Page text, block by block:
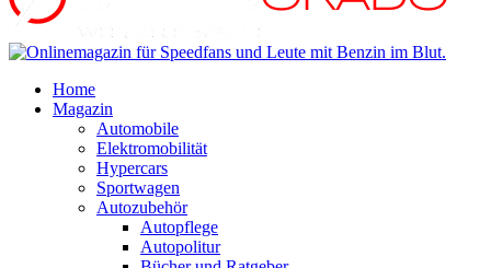
Home
Magazin
Automobile
Elektromobilität
Hypercars
Sportwagen
Autozubehör
Autopflege
Autopolitur